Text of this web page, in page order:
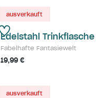
ausverkauft
Edelstahl Trinkflasche
Fabelhafte Fantasiewelt
19,99 €
ausverkauft